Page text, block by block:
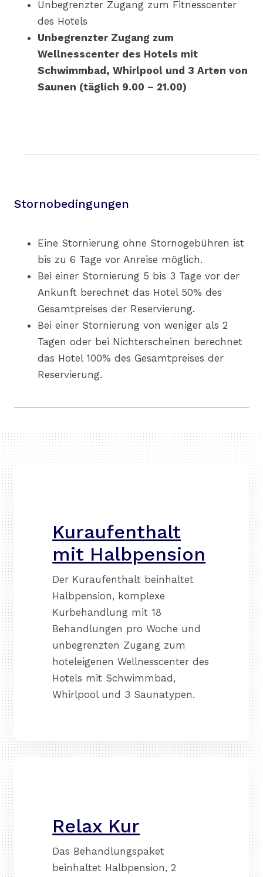
Unbegrenzter Zugang zum Fitnesscenter
des Hotels
Unbegrenzter Zugang zum
Wellnesscenter des Hotels mit
Schwimmbad, Whirlpool und 3 Arten von
Saunen (täglich 9.00 – 21.00)
Stornobedingungen
Eine Stornierung ohne Stornogebühren ist
bis zu 6 Tage vor Anreise möglich.
Bei einer Stornierung 5 bis 3 Tage vor der
Ankunft berechnet das Hotel 50% des
Gesamtpreises der Reservierung.
Bei einer Stornierung von weniger als 2
Tagen oder bei Nichterscheinen berechnet
das Hotel 100% des Gesamtpreises der
Reservierung.
Kuraufenthalt
mit Halbpension
Der Kuraufenthalt beinhaltet
Halbpension, komplexe
Kurbehandlung mit 18
Behandlungen pro Woche und
unbegrenzten Zugang zum
hoteleigenen Wellnesscenter des
Hotels mit Schwimmbad,
Whirlpool und 3 Saunatypen.
Relax Kur
Das Behandlungspaket
beinhaltet Halbpension, 2